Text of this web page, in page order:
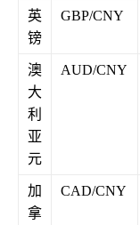
英
镑
GBP/CNY
澳
大
利
亚
元
AUD/CNY
加
拿
CAD/CNY